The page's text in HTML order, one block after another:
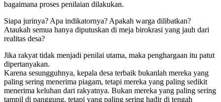
bagaimana proses penilaian dilakukan.
Siapa jurinya? Apa indikatornya? Apakah warga dilibatkan?
Ataukah semua hanya diputuskan di meja birokrasi yang jauh dari
realitas desa?
Jika rakyat tidak menjadi penilai utama, maka penghargaan itu patut
dipertanyakan.
Karena sesungguhnya, kepala desa terbaik bukanlah mereka yang
paling sering menerima piagam, tetapi mereka yang paling sedikit
menerima keluhan dari rakyatnya. Bukan mereka yang paling sering
tampil di panggung, tetapi yang paling sering hadir di tengah